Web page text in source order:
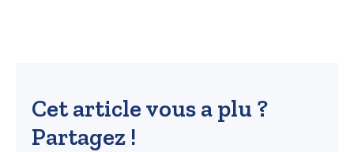
Cet article vous a plu ?
Partagez !